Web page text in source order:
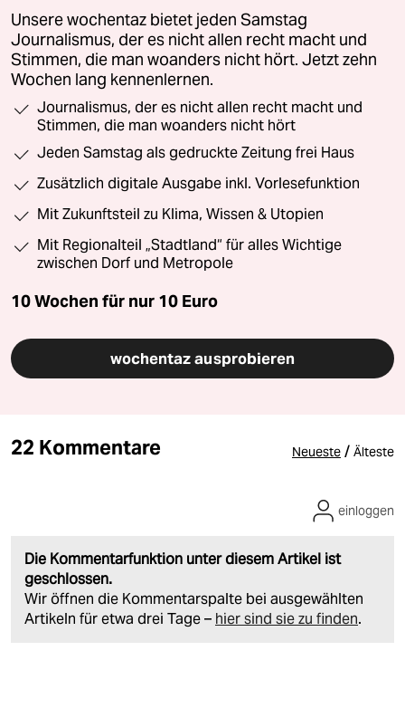
Unsere wochentaz bietet jeden Samstag
Journalismus, der es nicht allen recht macht und
Stimmen, die man woanders nicht hört. Jetzt zehn
Wochen lang kennenlernen.
Journalismus, der es nicht allen recht macht und
Stimmen, die man woanders nicht hört
Jeden Samstag als gedruckte Zeitung frei Haus
Zusätzlich digitale Ausgabe inkl. Vorlesefunktion
Mit Zukunftsteil zu Klima, Wissen & Utopien
Mit Regionalteil „Stadtland“ für alles Wichtige
zwischen Dorf und Metropole
10 Wochen für nur 10 Euro
wochentaz ausprobieren
22 Kommentare Neueste / Älteste
Die Kommentarfunktion unter diesem Artikel ist
geschlossen.
Wir öffnen die Kommentarspalte bei ausgewählten
Artikeln für etwa drei Tage – hier sind sie zu finden.
einloggen